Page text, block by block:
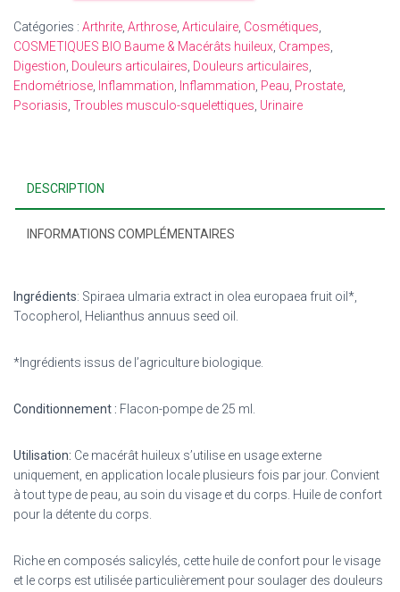
Catégories : Arthrite, Arthrose, Articulaire, Cosmétiques,
COSMETIQUES BIO Baume & Macérâts huileux, Crampes,
Digestion, Douleurs articulaires, Douleurs articulaires,
Endométriose, Inflammation, Inflammation, Peau, Prostate,
Psoriasis, Troubles musculo-squelettiques, Urinaire
DESCRIPTION
INFORMATIONS COMPLÉMENTAIRES
Ingrédients: Spiraea ulmaria extract in olea europaea fruit oil*,
Tocopherol, Helianthus annuus seed oil.
*Ingrédients issus de l’agriculture biologique.
Conditionnement : Flacon-pompe de 25 ml.
Utilisation: Ce macérât huileux s’utilise en usage externe
uniquement, en application locale plusieurs fois par jour. Convient
à tout type de peau, au soin du visage et du corps. Huile de confort
pour la détente du corps.
Riche en composés salicylés, cette huile de confort pour le visage
et le corps est utilisée particulièrement pour soulager des douleurs